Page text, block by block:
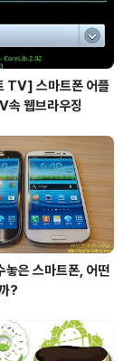
TV] 스마트폰 어플
속 웹브라우징
은 스마트폰, 어떤
?